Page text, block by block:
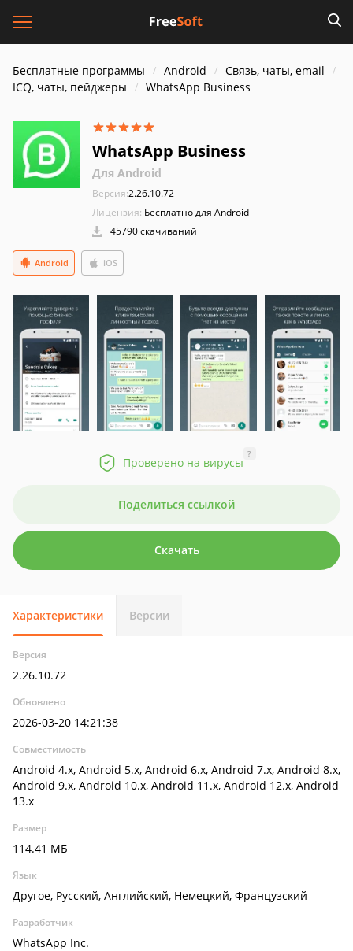
Бесплатные программы Android
Связь, чаты, email
ICQ, чаты, пейджеры
WhatsApp Business
WhatsApp Business
Для Android
Версия:2.26.10.72
Лицензия: Бесплатно для Android
45790 скачиваний
Android iOS
Проверено на вирусы
?
Поделиться ссылкой
Скачать
Характеристики Версии
Версия
2.26.10.72
Обновлено
2026-03-20 14:21:38
Совместимость
Android 4.x, Android 5.x, Android 6.x, Android 7.x, Android 8.x,
Android 9.x, Android 10.x, Android 11.x, Android 12.x, Android
13.x
Размер
114.41 МБ
Язык
Другое, Русский, Английский, Немецкий, Французский
Разработчик
WhatsApp Inc.